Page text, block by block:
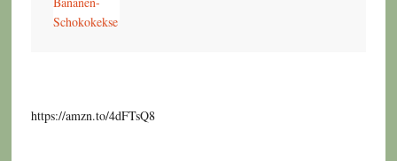
https://amzn.to/4dFTsQ8